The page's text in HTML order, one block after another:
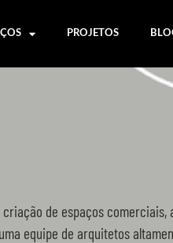
PROJETOS
de espaços
equipe de arquitetos